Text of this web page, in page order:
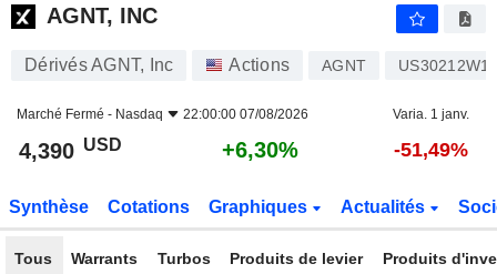
AGNT, INC
Dérivés AGNT, Inc Actions AGNT
Marché Fermé - Nasdaq 22:00:00 07/08/2026 Varia. 1 janv.
4,390 USD +6,30% -51,49%
Synthèse Cotations Graphiques Actualités
Tous Warrants Turbos Produits de levier Produits